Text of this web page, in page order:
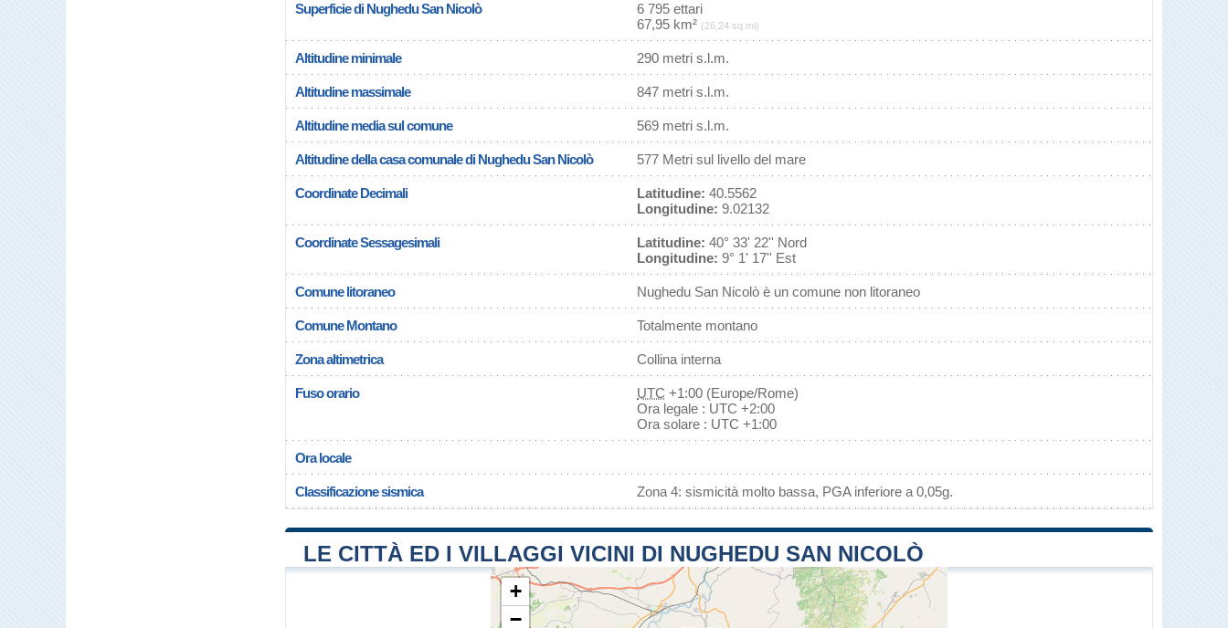
Superficie di Nughedu San Nicolò
6 795 ettari
67,95 km² (26,24 sq mi)
Altitudine minimale 290 metri s.l.m.
Altitudine massimale 847 metri s.l.m.
Altitudine media sul comune 569 metri s.l.m.
Altitudine della casa comunale di Nughedu San Nicolò 577 Metri sul livello del mare
Coordinate Decimali Latitudine: 40.5562
Longitudine: 9.02132
Coordinate Sessagesimali Latitudine: 40° 33' 22'' Nord
Longitudine: 9° 1' 17'' Est
Comune litoraneo Nughedu San Nicolò è un comune non litoraneo
Comune Montano Totalmente montano
Zona altimetrica Collina interna
Fuso orario UTC +1:00 (Europe/Rome)
Ora legale : UTC +2:00
Ora solare : UTC +1:00
Ora locale
Classificazione sismica Zona 4: sismicità molto bassa, PGA inferiore a 0,05g.
LE CITTÀ ED I VILLAGGI VICINI DI NUGHEDU SAN NICOLÒ
+
−